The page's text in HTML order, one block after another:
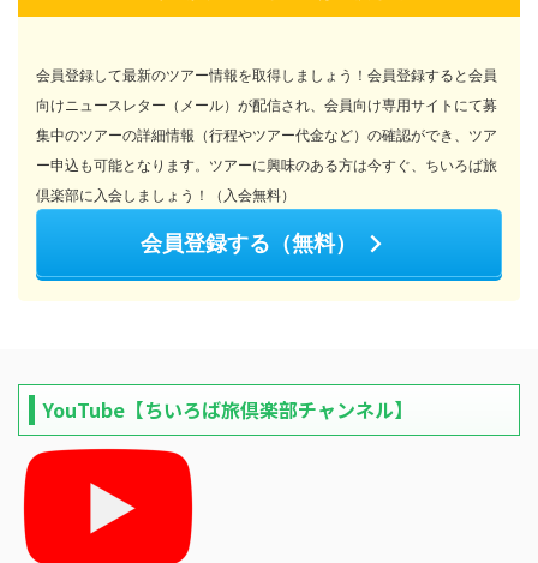
会員登録して最新のツアー情報を取得しましょう！会員登録すると会員
向けニュースレター（メール）が配信され、会員向け専用サイトにて募
集中のツアーの詳細情報（行程やツアー代金など）の確認ができ、ツア
ー申込も可能となります。ツアーに興味のある方は今すぐ、ちいろば旅
倶楽部に入会しましょう！（入会無料）
会員登録する（無料）
YouTube【ちいろば旅倶楽部チャンネル】